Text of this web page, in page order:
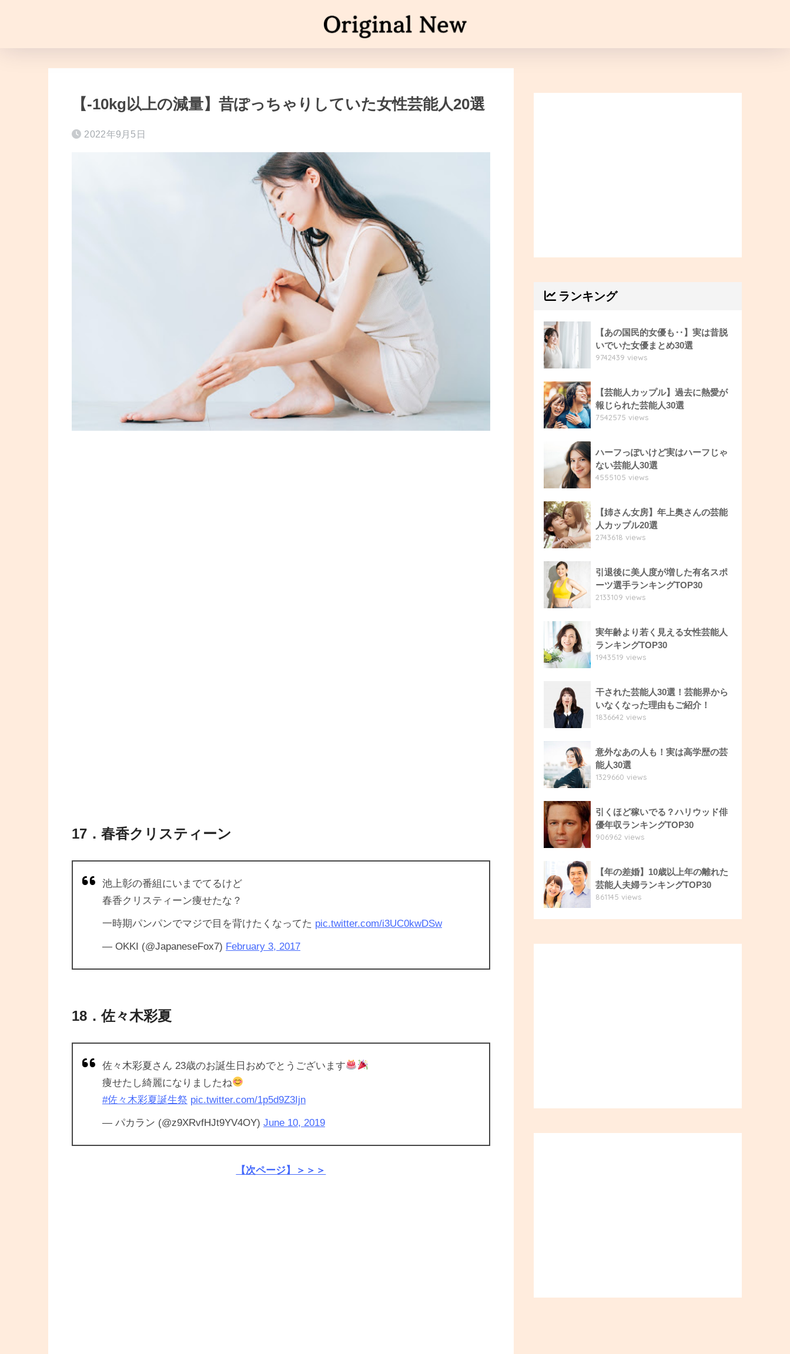
【-10kg以上の減量】昔ぽっちゃりしていた女性芸能人20選
2022年9月5日
17．春香クリスティーン
池上彰の番組にいまでてるけど
春香クリスティーン痩せたな？
一時期パンパンでマジで目を背けたくなってた pic.twitter.com/i3UC0kwDSw
— OKKI (@JapaneseFox7) February 3, 2017
18．佐々木彩夏
佐々木彩夏さん 23歳のお誕生日おめでとうございます
痩せたし綺麗になりましたね
#佐々木彩夏誕生祭 pic.twitter.com/1p5d9Z3Ijn
— パカラン (@z9XRvfHJt9YV4OY) June 10, 2019
【次ページ】＞＞＞
ランキング
【あの国民的女優も‥】実は昔脱
いでいた女優まとめ30選
9742439 views
【芸能人カップル】過去に熱愛が
報じられた芸能人30選
7542575 views
ハーフっぽいけど実はハーフじゃ
ない芸能人30選
4555105 views
【姉さん女房】年上奥さんの芸能
人カップル20選
2743618 views
引退後に美人度が増した有名スポ
ーツ選手ランキングTOP30
2133109 views
実年齢より若く見える女性芸能人
ランキングTOP30
1943519 views
干された芸能人30選！芸能界から
いなくなった理由もご紹介！
1836642 views
意外なあの人も！実は高学歴の芸
能人30選
1329660 views
引くほど稼いでる？ハリウッド俳
優年収ランキングTOP30
906962 views
【年の差婚】10歳以上年の離れた
芸能人夫婦ランキングTOP30
861145 views